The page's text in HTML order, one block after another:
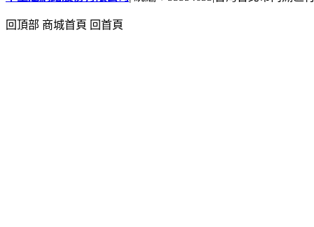
回頂部 商城首頁 回首頁